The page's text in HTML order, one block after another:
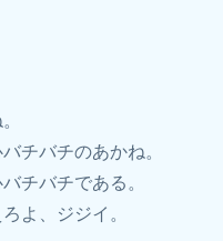
チバチのあかね。
チバチである。
よ、ジジイ。